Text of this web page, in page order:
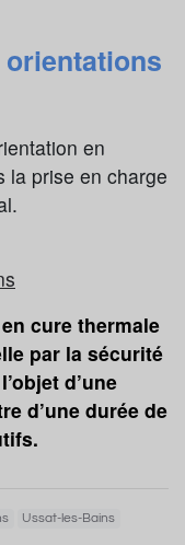
en
la prise en charge
cure thermale
par la sécurité
d’une
d’une durée de
Ussat-les-Bains